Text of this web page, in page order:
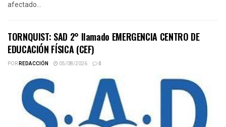
afectado...
TORNQUIST: SAD 2° llamado EMERGENCIA CENTRO DE
EDUCACIÓN FÍSICA (CEF)
PORREDACCIÓN 05/08/2026 0